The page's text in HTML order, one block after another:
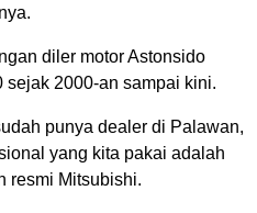
diler motor Astonsido
sejak 2000-an sampai kini.
punya dealer di Palawan,
yang kita pakai adalah
resmi Mitsubishi.